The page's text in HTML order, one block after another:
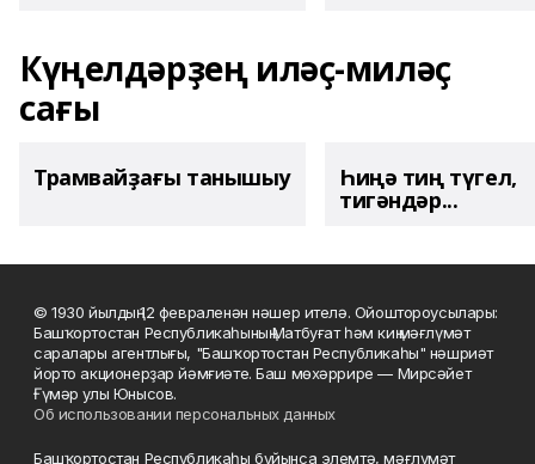
Күңелдәрҙең иләҫ-миләҫ
сағы
Трамвайҙағы танышыу Һиңә тиң түгел,
тигәндәр...
© 1930 йылдың 12 февраленән нәшер ителә. Ойоштороусылары:
Башҡортостан Республикаһының Матбуғат һәм киң мәғлүмәт
саралары агентлығы, "Башҡортостан Республикаһы" нәшриәт
йорто акционерҙар йәмғиәте. Баш мөхәррире — Мирсәйет
Ғүмәр улы Юнысов.
Об использовании персональных данных
Башҡортостан Республикаһы буйынса элемтә, мәғлүмәт